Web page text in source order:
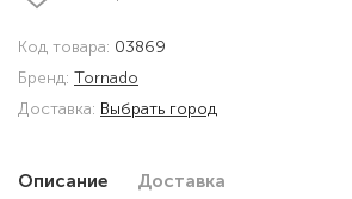
Код товара: 03869
Бренд: Tornado
Доставка: Выбрать город
Описание Доставка